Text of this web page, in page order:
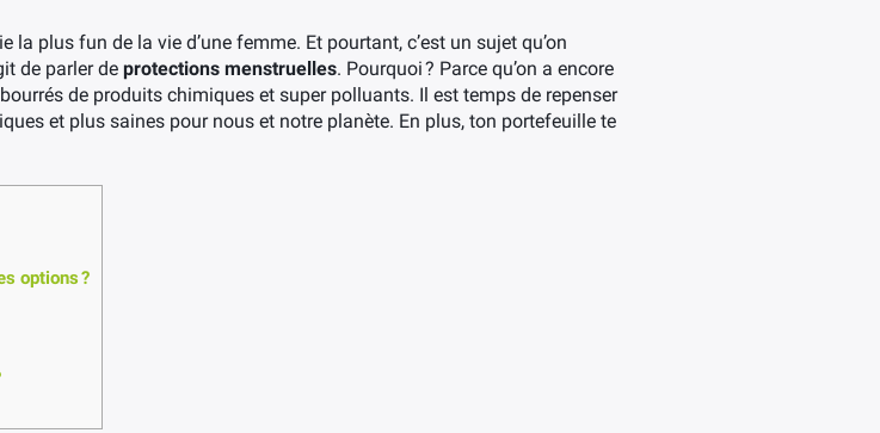
la plus fun de la vie d’une femme. Et pourtant, c’est un sujet qu’on
de parler de protections menstruelles. Pourquoi ? Parce qu’on a encore
de produits chimiques et super polluants. Il est temps de repenser
et plus saines pour nous et notre planète. En plus, ton portefeuille te
options ?